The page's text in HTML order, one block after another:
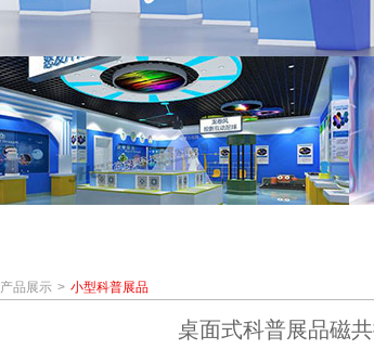
产品展示 小型科普展品
桌面式科普展品磁